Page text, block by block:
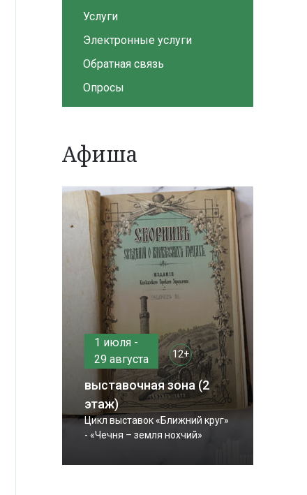
Услуги
Электронные услуги
Обратная связь
Опросы
Афиша
1 июля -
29 августа
12+
выставочная зона (2
этаж)
Цикл выставок «Ближний круг»
- «Чечня – земля нохчий»